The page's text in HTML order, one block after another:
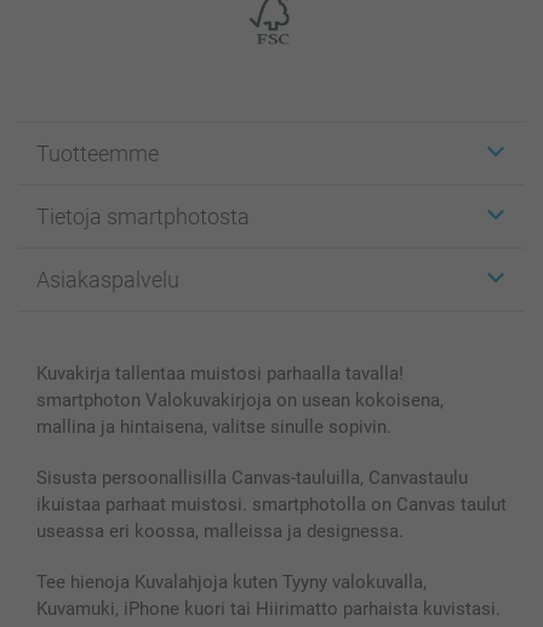
Tuotteemme
Kuvakortit
Kuvakirjat
Kännykkä & Tabletti
MyNameBook
Valokuvakehykset & Lisätarvikkeet
Lahjakortti
Kaikki kuvatuotteet
Tietoja smartphotosta
Affiliate ohjelma
Sivukartta
Ehdot/takuut
Asiakaspalvelu
smartbonus
Hinnat & maksutavat
Kuvakirja tallentaa muistosi parhaalla tavalla!
smartphoton Valokuvakirjoja on usean kokoisena,
mallina ja hintaisena, valitse sinulle sopivin.
Sisusta persoonallisilla Canvas-tauluilla, Canvastaulu
ikuistaa parhaat muistosi. smartphotolla on Canvas taulut
useassa eri koossa, malleissa ja designessa.
Tee hienoja Kuvalahjoja kuten Tyyny valokuvalla,
Kuvamuki, iPhone kuori tai Hiirimatto parhaista kuvistasi.